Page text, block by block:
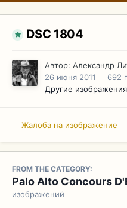
DSC 1804
Автор: Александр
26 июня 2011
692
Другие
Жалоба на изображение
FROM THE CATEGORY:
Palo Alto Concours
изображений